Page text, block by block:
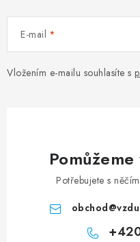
E-mail
Vložením e-mailu souhlasíte s
Potřebujete s
obchod@